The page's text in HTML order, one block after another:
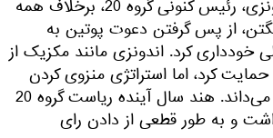
به همین دلیل، اندونزی، رئیس کنونی گروه 20، برخلاف همه
از پس گرفتن دعوت پوتین به
کرد. اندونزی مانند مکزیک از
کرد، اما استراتژی منزوی کردن
روسیه را غیرسازنده می‌داند. هند سال آینده ریاست گروه 20
و به طور قطعی از دادن رای